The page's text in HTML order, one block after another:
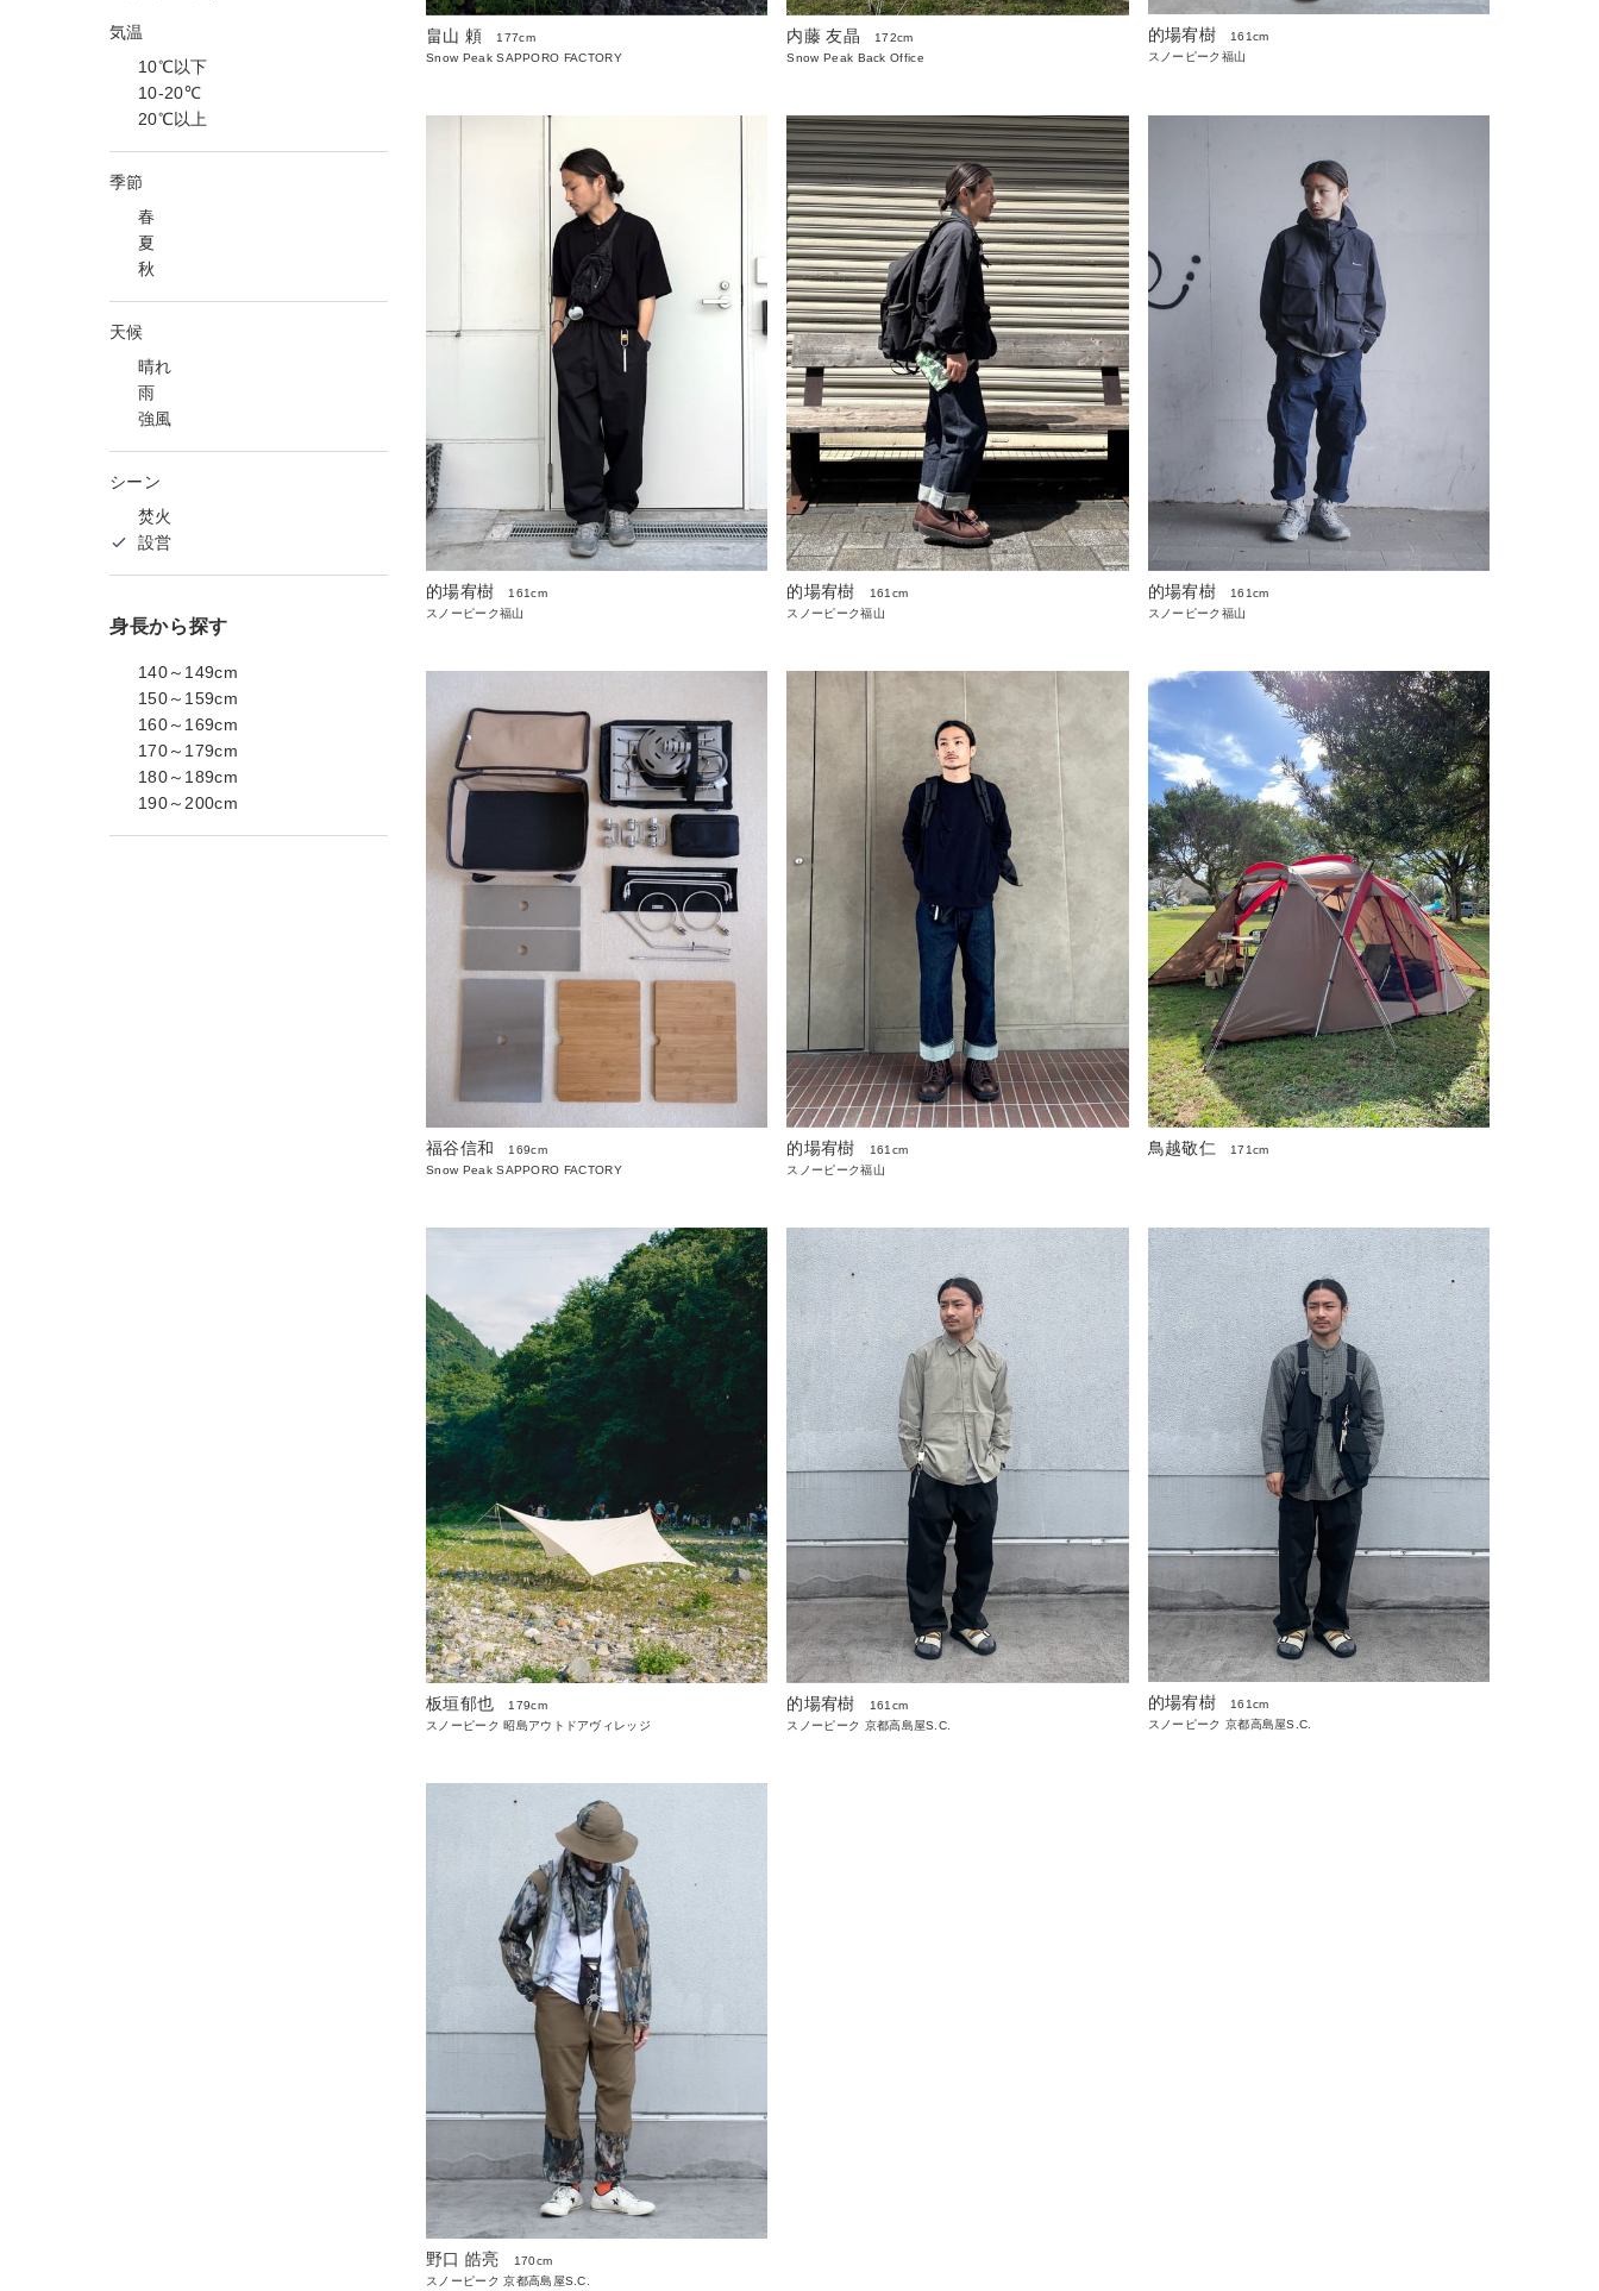
気温
10℃以下
10-20℃
20℃以上
季節
春
夏
秋
天候
晴れ
雨
強風
シーン
焚火
設営
身長から探す
140～149cm
150～159cm
160～169cm
170～179cm
180～189cm
190～200cm
畠山 頼
177cm
Snow Peak SAPPORO FACTORY
内藤 友晶
172cm
Snow Peak Back Office
的場宥樹
161cm
スノーピーク福山
的場宥樹
161cm
スノーピーク福山
的場宥樹
161cm
スノーピーク福山
的場宥樹
161cm
スノーピーク福山
福谷信和
169cm
Snow Peak SAPPORO FACTORY
的場宥樹
161cm
スノーピーク福山
鳥越敬仁 171cm
板垣郁也
179cm
スノーピーク 昭島アウトドアヴィレッジ
的場宥樹
161cm
スノーピーク 京都高島屋S.C.
的場宥樹
161cm
スノーピーク 京都高島屋S.C.
野口 皓亮
170cm
スノーピーク 京都高島屋S.C.